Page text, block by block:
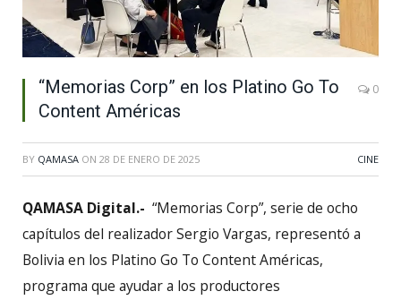
“Memorias Corp” en los Platino Go To
Content Américas
0
BY QAMASA ON 28 DE ENERO DE 2025 CINE
QAMASA Digital.- “Memorias Corp”, serie de ocho
capítulos del realizador Sergio Vargas, representó a
Bolivia en los Platino Go To Content Américas,
programa que ayudar a los productores